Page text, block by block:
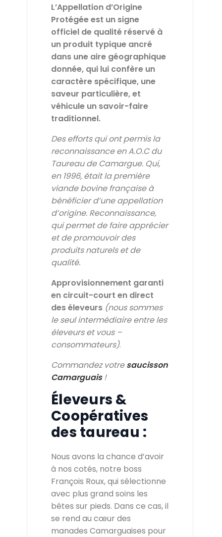
L’Appellation d’Origine
Protégée est un signe
officiel de qualité réservé à
un produit typique ancré
dans une aire géographique
donnée, qui lui confère un
caractère spécifique, une
saveur particulière, et
véhicule un savoir-faire
traditionnel.
Des efforts qui ont permis la
reconnaissance en A.O.C du
Taureau de Camargue. Qui,
en 1996, était la première
viande bovine française à
bénéficier d’une appellation
d’origine. Reconnaissance,
qui permet de faire apprécier
et de promouvoir des
produits naturels et de
qualité.
Approvisionnement garanti
en circuit-court en direct
des éleveurs (nous sommes
le seul intermédiaire entre les
éleveurs et vous –
consommateurs).
Commandez votresaucisson
Camarguais!
Éleveurs &
Coopératives
des taureau :
Nous avons la chance d’avoir
à nos cotés, notre boss
François Roux, qui sélectionne
avec plus grand soins les
bêtes sur pieds. Dans ce cas, il
se rend au cœur des
manades Camarguaises pour